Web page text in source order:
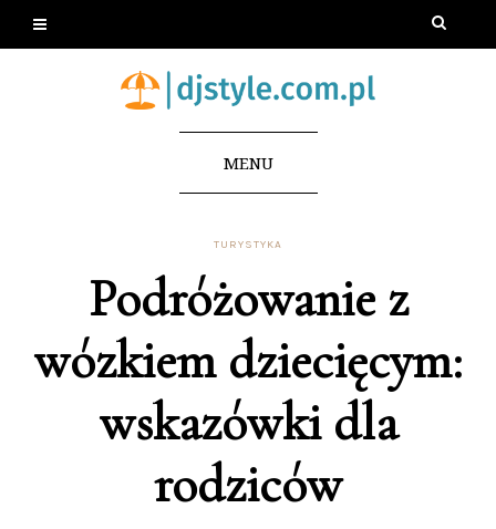
MENU
TURYSTYKA
Podróżowanie z
wózkiem dziecięcym:
wskazówki dla
rodziców